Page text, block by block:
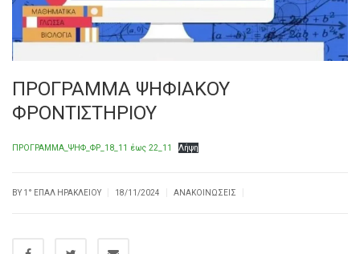
ΠΡΟΓΡΑΜΜΑ ΨΗΦΙΑΚΟΥ
ΦΡΟΝΤΙΣΤΗΡΙΟΥ
ΠΡΟΓΡΑΜΜΑ_ΨΗΦ_ΦΡ_18_11 έως 22_11 Λήψη
BY1° ΕΠΑΛ ΗΡΑΚΛΕΊΟΥ 18/11/2024 ΑΝΑΚΟΙΝΏΣΕΙΣ